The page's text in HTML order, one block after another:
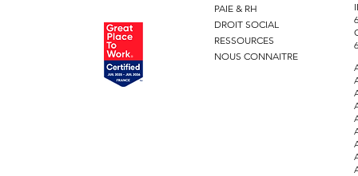
PAIE & RH
DROIT SOCIAL
RESSOURCES
NOUS CONNAITRE